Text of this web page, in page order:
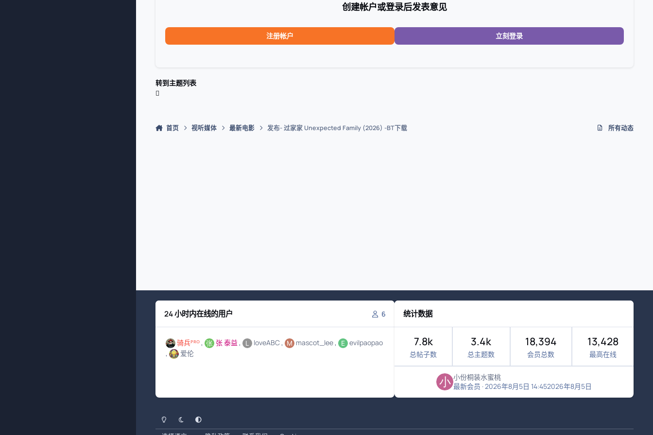
创建帐户或登录后发表意见
注册帐户 立刻登录
转到主题列表
首页 视听媒体 最新电影 发布- 过家家 Unexpected Family (2026) -BT下载 所有动态
24 小时内在线的用户 6
骑兵ᴾᴿᴼ 张 泰益 loveABC mascot_lee
evilpaopao
爱伦
统计数据
7.8k
总帖子数
3.4k
总主题数
18,394
会员总数
13,428
最高在线
小份桐装水蜜桃
最新会员 ·2026年8月5日 14:452026年8月5日
浅色模式黑暗模式系统偏好